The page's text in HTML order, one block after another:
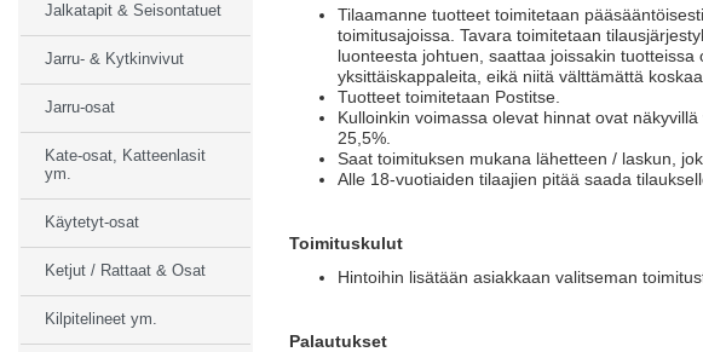
Tilaamanne tuotteet toimitetaan
toimitusajoissa. Tavara toimitetaan
luonteesta johtuen, saattaa joissakin
yksittäiskappaleita, eikä niitä välttämättä
Tuotteet toimitetaan Postitse.
Kulloinkin voimassa olevat hinnat ovat
25,5%.
Saat toimituksen mukana lähetteen / laskun,
Alle 18-vuotiaiden tilaajien pitää saada
Toimituskulut
Hintoihin lisätään asiakkaan valitseman
Palautukset
Jalkatapit & Seisontatuet
Jarru- & Kytkinvivut
Jarru-osat
Kate-osat, Katteenlasit
ym.
Käytetyt-osat
Ketjut / Rattaat & Osat
Kilpitelineet ym.